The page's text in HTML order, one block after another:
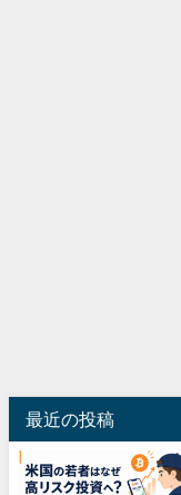
最近の投稿